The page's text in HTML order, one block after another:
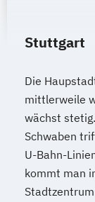
Stuttgart
Die
mittlerweile
wächst
Schwaben
U-Bahn-
kommt man